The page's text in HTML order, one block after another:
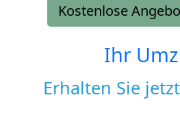
Kostenlose
Ihr
Erhalten Sie